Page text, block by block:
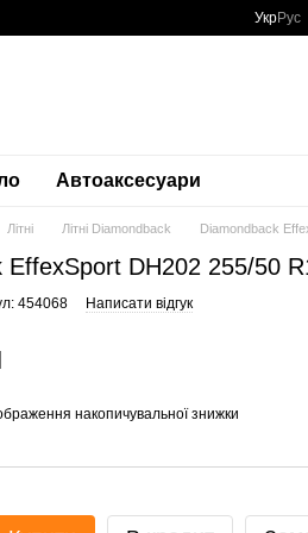
УкрРус
Автоаксесуари
Літні Літні Diamondback Diamondback
EffexSport DH202 255/50
454068 Написати відгук
накопичувальної знижки